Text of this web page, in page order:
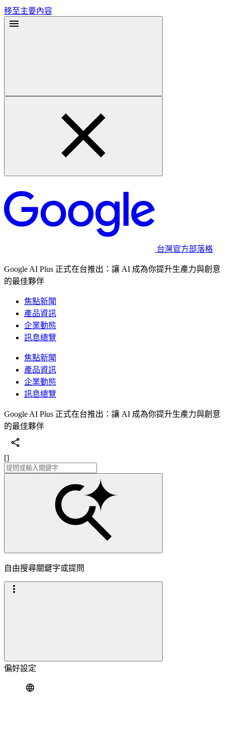
移至主要內容
台灣官方部落格
Google AI Plus 正式在台推出：讓 AI 成為你提升生產力與創意
的最佳夥伴
焦點新聞
產品資訊
企業動態
訊息總覽
焦點新聞
產品資訊
企業動態
訊息總覽
Google AI Plus 正式在台推出：讓 AI 成為你提升生產力與創意
的最佳夥伴
[]
自由搜尋關鍵字或提問
偏好設定